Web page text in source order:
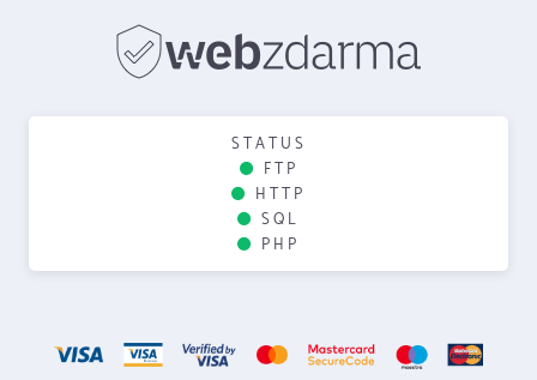
STATUS
FTP
HTTP
SQL
PHP